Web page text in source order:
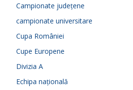
Campionate județene
campionate universitare
Cupa României
Cupe Europene
Divizia A
Echipa națională